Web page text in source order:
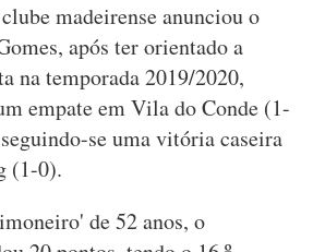
madeirense anunciou o
após ter orientado a
na temporada 2019/2020,
empate em Vila do Conde (1-
se uma vitória caseira
(1-0).
de 52 anos, o